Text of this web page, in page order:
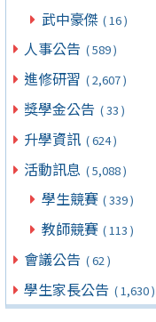
武中豪傑 ( 16 )
人事公告 ( 589 )
進修研習 ( 2,607 )
獎學金公告 ( 33 )
升學資訊 ( 624 )
活動訊息 ( 5,088 )
學生競賽 ( 339 )
教師競賽 ( 113 )
會議公告 ( 62 )
學生家長公告 ( 1,630 )